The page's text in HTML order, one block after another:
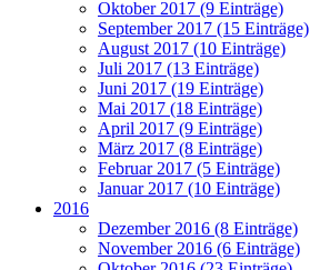
Oktober 2017 (9 Einträge)
September 2017 (15 Einträge)
August 2017 (10 Einträge)
Juli 2017 (13 Einträge)
Juni 2017 (19 Einträge)
Mai 2017 (18 Einträge)
April 2017 (9 Einträge)
März 2017 (8 Einträge)
Februar 2017 (5 Einträge)
Januar 2017 (10 Einträge)
2016
Dezember 2016 (8 Einträge)
November 2016 (6 Einträge)